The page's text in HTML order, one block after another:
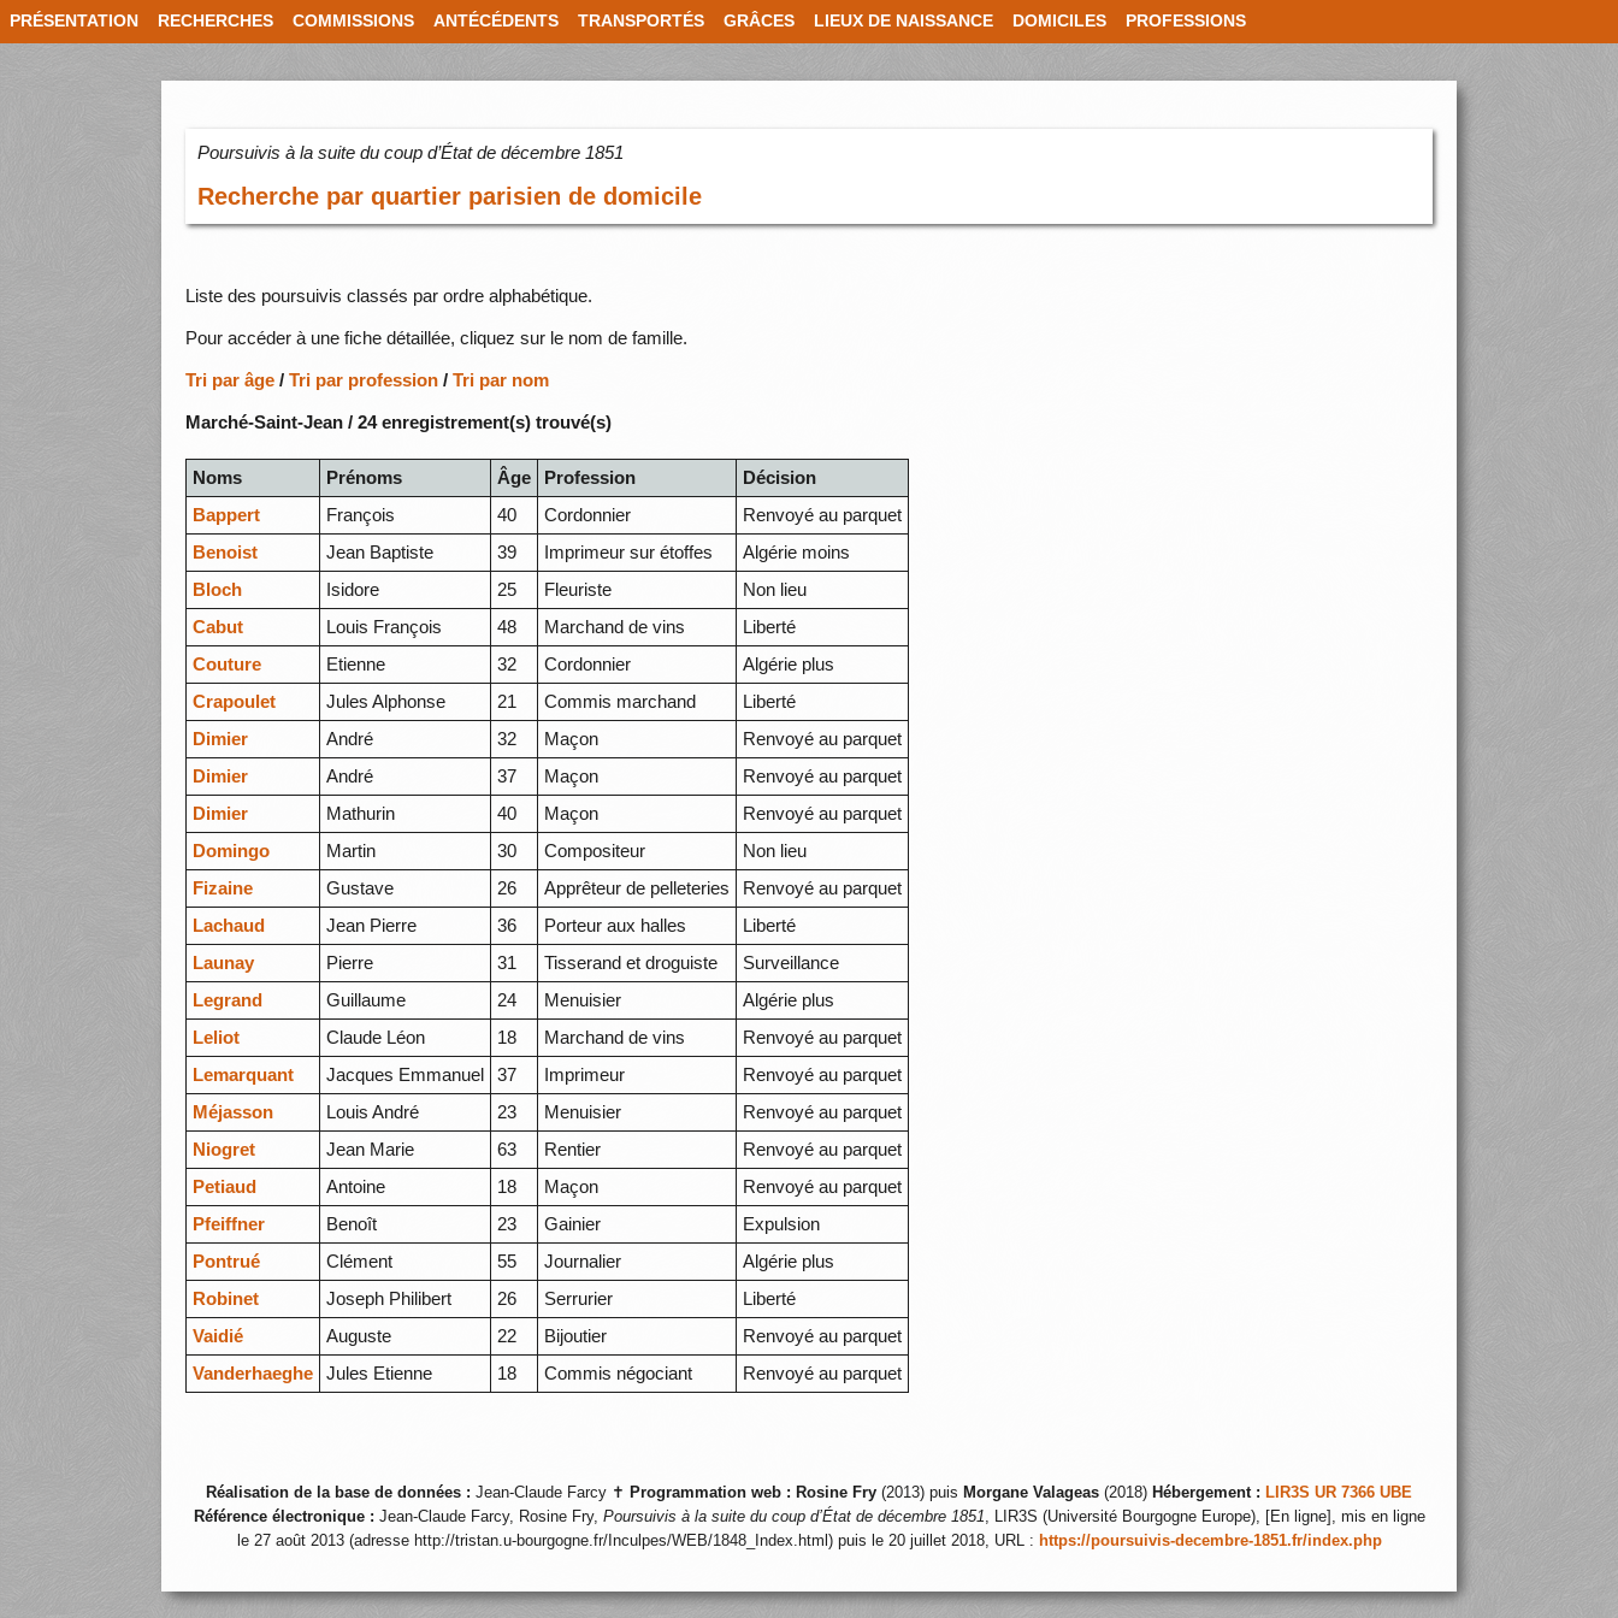
PRÉSENTATION RECHERCHES COMMISSIONS ANTÉCÉDENTS TRANSPORTÉS GRÂCES LIEUX DE NAISSANCE DOMICILES PROFESSIONS
Poursuivis à la suite du coup d’État de décembre 1851
Recherche par quartier parisien de domicile
Liste des poursuivis classés par ordre alphabétique.
Pour accéder à une fiche détaillée, cliquez sur le nom de famille.
Tri par âge /Tri par profession /Tri par nom
Marché-Saint-Jean / 24 enregistrement(s) trouvé(s)
Noms Prénoms Âge Profession
Décision
Bappert
François 40 Cordonnier
Renvoyé au parquet
Benoist
Jean Baptiste 39 Imprimeur sur étoffes
Algérie moins
Bloch
Isidore 25 Fleuriste
Non lieu
Cabut
Louis François 48 Marchand de vins
Liberté
Couture
Etienne 32 Cordonnier
Algérie plus
Crapoulet
Jules Alphonse 21 Commis marchand
Liberté
Dimier
André 32 Maçon
Renvoyé au parquet
Dimier
André 37 Maçon
Renvoyé au parquet
Dimier
Mathurin 40 Maçon
Renvoyé au parquet
Domingo
Martin 30 Compositeur
Non lieu
Fizaine
Gustave 26 Apprêteur de pelleteries
Renvoyé au parquet
Lachaud
Jean Pierre 36 Porteur aux halles
Liberté
Launay
Pierre 31 Tisserand et droguiste
Surveillance
Legrand
Guillaume 24 Menuisier
Algérie plus
Leliot
Claude Léon 18 Marchand de vins
Renvoyé au parquet
Lemarquant
Jacques Emmanuel 37 Imprimeur
Renvoyé au parquet
Méjasson
Louis André 23 Menuisier
Renvoyé au parquet
Niogret
Jean Marie 63 Rentier
Renvoyé au parquet
Petiaud
Antoine 18 Maçon
Renvoyé au parquet
Pfeiffner
Benoît 23 Gainier
Expulsion
Pontrué
Clément 55 Journalier
Algérie plus
Robinet
Joseph Philibert 26 Serrurier
Liberté
Vaidié
Auguste 22 Bijoutier
Renvoyé au parquet
Vanderhaeghe
Jules Etienne 18 Commis négociant Renvoyé au parquet
Réalisation de la base de données : Jean-Claude Farcy ✝ Programmation web : Rosine Fry (2013) puis Morgane Valageas (2018) Hébergement : LIR3S UR 7366 UBE
Référence électronique : Jean-Claude Farcy, Rosine Fry, Poursuivis à la suite du coup d’État de décembre 1851 , LIR3S (Université Bourgogne Europe), [En ligne], mis en ligne
le 27 août 2013 (adresse http://tristan.u-bourgogne.fr/Inculpes/WEB/1848_Index.html) puis le 20 juillet 2018, URL : https://poursuivis-decembre-1851.fr/index.php